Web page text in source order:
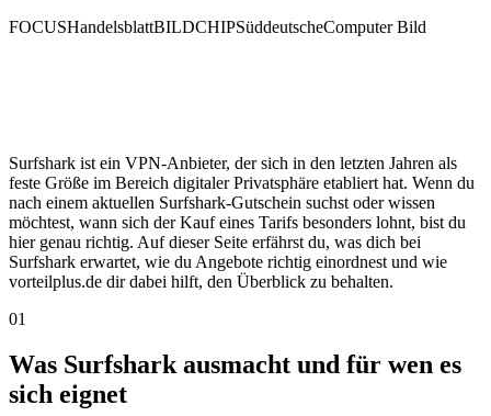
FOCUSHandelsblattBILDCHIPSüddeutscheComputer Bild
Surfshark ist ein VPN-Anbieter, der sich in den letzten Jahren als
feste Größe im Bereich digitaler Privatsphäre etabliert hat. Wenn du
nach einem aktuellen Surfshark-Gutschein suchst oder wissen
möchtest, wann sich der Kauf eines Tarifs besonders lohnt, bist du
hier genau richtig. Auf dieser Seite erfährst du, was dich bei
Surfshark erwartet, wie du Angebote richtig einordnest und wie
vorteilplus.de dir dabei hilft, den Überblick zu behalten.
01
Was Surfshark ausmacht und für wen es
sich eignet